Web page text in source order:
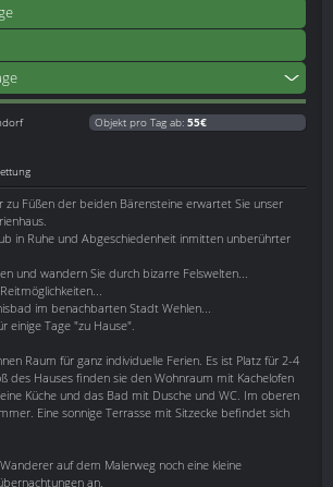
Objekt pro Tag ab: 55€
zu Füßen der beiden Bärensteine erwartet Sie unser
in Ruhe und Abgeschiedenheit inmitten unberührter
und wandern Sie durch bizarre Felswelten...
im benachbarten Stadt Wehlen...
einige Tage "zu Hause".
Raum für ganz individuelle Ferien. Es ist Platz für 2-4
des Hauses finden sie den Wohnraum mit Kachelofen
Küche und das Bad mit Dusche und WC. Im oberen
Eine sonnige Terrasse mit Sitzecke befindet sich
auf dem Malerweg noch eine kleine
an.